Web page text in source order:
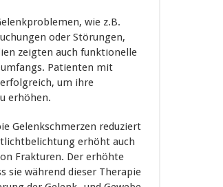
wie z.B.
oder Störungen,
zeigten auch funktionelle
Patienten mit
um ihre
erhöhen.
Gelenkschmerzen reduziert
erhöht auch
Frakturen. Der erhöhte
sie während dieser Therapie